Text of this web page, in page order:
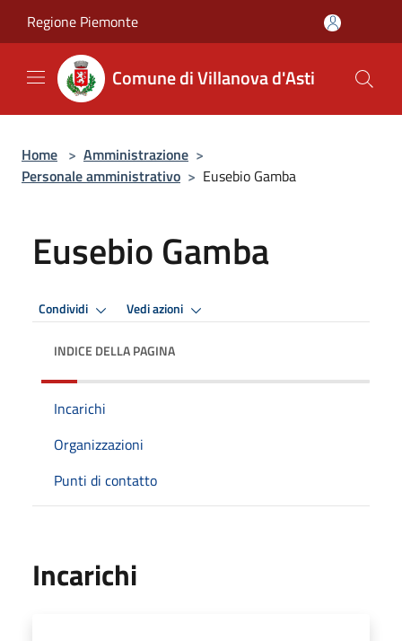
Regione Piemonte
Comune di Villanova d'Asti
Home > Amministrazione >
Personale amministrativo > Eusebio Gamba
Eusebio Gamba
Condividi Vedi azioni
INDICE DELLA PAGINA
Incarichi
Organizzazioni
Punti di contatto
Incarichi